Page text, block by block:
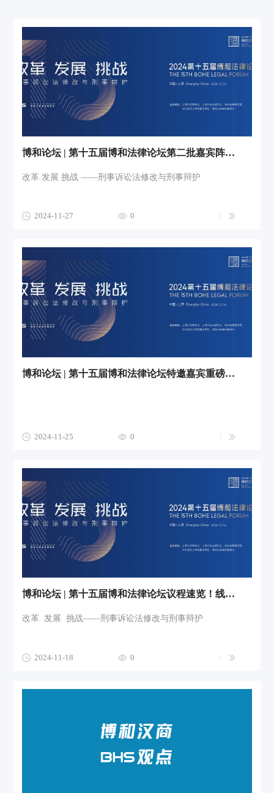
博和论坛 | 第十五届博和法律论坛第二批嘉宾阵容来袭！
改革 发展 挑战 ——刑事诉讼法修改与刑事辩护
2024-11-27 0
博和论坛 | 第十五届博和法律论坛特邀嘉宾重磅来袭！
2024-11-25 0
博和论坛 | 第十五届博和法律论坛议程速览！线下参会报名通道开启！
改革 发展 挑战——刑事诉讼法修改与刑事辩护
2024-11-18 0